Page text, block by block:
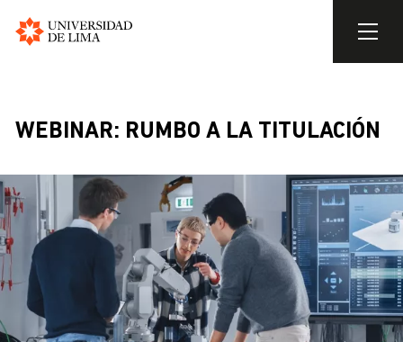
main
WEBINAR: RUMBO A LA TITULACIÓN